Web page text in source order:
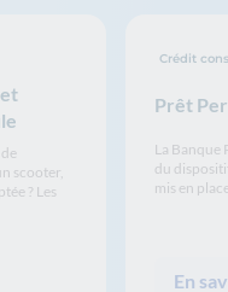
scooter,
? Les
Prêt
Crédit
La Banque
du
mis en
En